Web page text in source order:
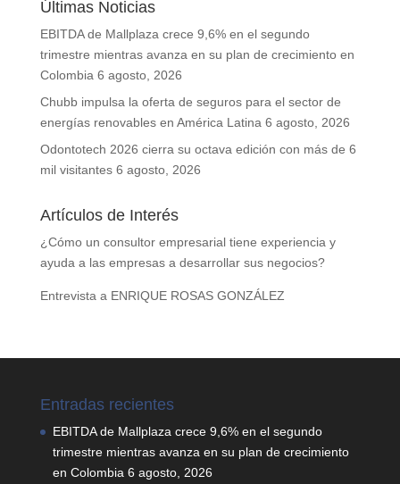
Últimas Noticias
EBITDA de Mallplaza crece 9,6% en el segundo
trimestre mientras avanza en su plan de crecimiento en
Colombia 6 agosto, 2026
Chubb impulsa la oferta de seguros para el sector de
energías renovables en América Latina 6 agosto, 2026
Odontotech 2026 cierra su octava edición con más de 6
mil visitantes 6 agosto, 2026
Artículos de Interés
¿Cómo un consultor empresarial tiene experiencia y
ayuda a las empresas a desarrollar sus negocios?
Entrevista a ENRIQUE ROSAS GONZÁLEZ
Entradas recientes
EBITDA de Mallplaza crece 9,6% en el segundo
trimestre mientras avanza en su plan de crecimiento
en Colombia 6 agosto, 2026